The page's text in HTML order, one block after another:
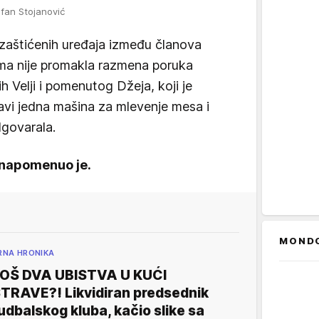
Stojanović
uređaja između članova
nije promakla razmena poruka
Velji i pomenutog Džeja, koji je
jedna mašina za mlevenje mesa i
je.
HRONIKA
DVA UBISTVA U KUĆI
Likvidiran predsednik
kluba, kačio slike sa